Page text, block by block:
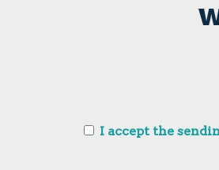
I accept the